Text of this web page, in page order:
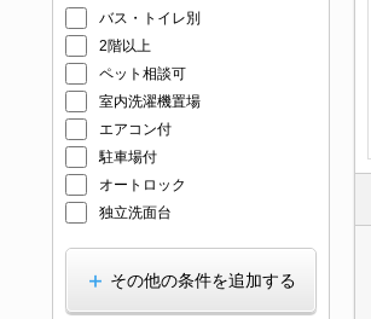
バス・トイレ別
2階以上
ペット相談可
室内洗濯機置場
エアコン付
駐車場付
オートロック
独立洗面台
その他の条件を追加する